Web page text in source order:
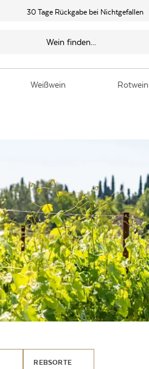
30 Tage Rückgabe bei Nichtgefallen
Weißwein Rotwein
REBSORTE